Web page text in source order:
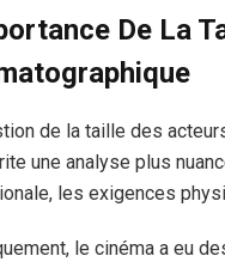
De La
de la taille des
une analyse plus
les exigences
le cinéma a eu